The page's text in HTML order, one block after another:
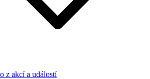
z akcí a událostí